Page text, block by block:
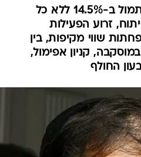
מניית אפריקה זינקה אתמול ב-14.5% ללא כל
זרוע הפעילות
שווי מקיפות, בין
קניון אפימול,
החולף